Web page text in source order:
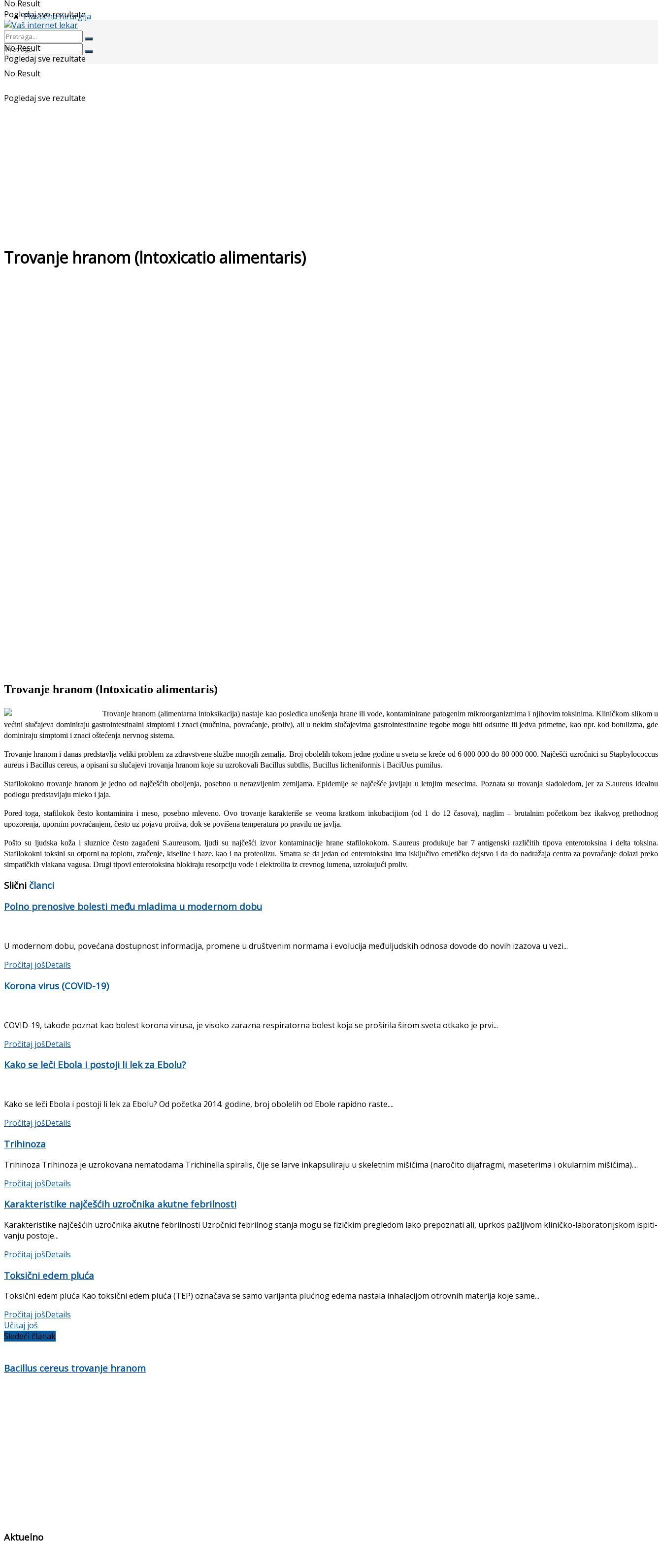
Plastična hirurgija
No Result
Pogledaj sve rezultate
No Result
Pogledaj sve rezultate
No Result
Pogledaj sve rezultate
Trovanje hranom (lntoxicatio alimentaris)
Trovanje hranom (lntoxicatio alimentaris)
Trovanje hranom (alimentarna intoksikacija) nastaje kao posledica unošenja hrane ili vode, kontaminirane patogenim mikroorganizmima i njihovim toksinima. Kliničkom slikom u
većini slučajeva dominiraju gastrointestinalni simptomi i znaci (mučnina, povraćanje, proliv), ali u nekim slučajevima gastrointestinalne tegobe mogu biti odsutne iii jedva primetne, kao npr. kod botulizma, gde
dominiraju simptomi i znaci oštećenja nervnog sistema.
Trovanje hranom i danas predstavlja veliki problem za zdravstvene službe mnogih zemalja. Broj obolelih tokom jedne godine u svetu se kreće od 6 000 000 do 80 000 000. Najčešći uzročnici su Stapbylococcus
aureus i Bacillus cereus, a opisani su slučajevi trovanja hranom koje su uzrokovali Bacillus subtllis, Bucillus licheniformis i BaciUus pumilus.
Stafilokokno trovanje hranom je jedno od najčešćih oboljenja, posebno u nerazvijenim zemljama. Epidemije se najčešće javljaju u letnjim mesecima. Poznata su trovanja sladoledom, jer za S.aureus idealnu
podlogu predstavljaju mleko i jaja.
Pored toga, stafilokok često kontaminira i meso, posebno mleveno. Ovo trovanje karakteriše se veoma kratkom inkubacijiom (od 1 do 12 časova), naglim – brutalnim početkom bez ikakvog prethodnog
upozorenja, upornim povraćanjem, često uz pojavu proiiva, dok se povišena temperatura po pravilu ne javlja.
Pošto su ljudska koža i sluznice često zagađeni S.aureusom, ljudi su najčešći izvor kontaminacije hrane stafilokokom. S.aureus produkuje bar 7 antigenski različitih tipova enterotoksina i delta toksina.
Stafilokokni toksini su otporni na toplotu, zračenje, kiseline i baze, kao i na proteolizu. Smatra se da jedan od enterotoksina ima isključivo emetičko dejstvo i da do nadražaja centra za povraćanje dolazi preko
simpatičkih vlakana vagusa. Drugi tipovi enterotoksina blokiraju resorpciju vode i elektrolita iz crevnog lumena, uzrokujući proliv.
Slični članci
Polno prenosive bolesti među mladima u modernom dobu
U modernom dobu, povećana dostupnost informacija, promene u društvenim normama i evolucija međuljudskih odnosa dovode do novih izazova u vezi...
Pročitaj jošDetails
Korona virus (COVID-19)
COVID-19, takođe poznat kao bolest korona virusa, je visoko zarazna respiratorna bolest koja se proširila širom sveta otkako je prvi...
Pročitaj jošDetails
Kako se leči Ebola i postoji li lek za Ebolu?
Kako se leči Ebola i postoji li lek za Ebolu? Od početka 2014. godine, broj obolelih od Ebole rapidno raste....
Pročitaj jošDetails
Trihinoza
Trihinoza Trihinoza je uzrokovana nematodama Trichinella spiralis, čije se larve inkapsuliraju u skeletnim mišićima (naročito dija­fragmi, maseterima i okularnim mišićima)....
Pročitaj jošDetails
Karakteristike najčešćih uzročnika akutne febrilnosti
Karakteristike najčešćih uzročnika akutne febrilnosti Uzročnici febrilnog stanja mogu se fizič­kim pregledom lako prepoznati ali, uprkos pažljivom kliničko-laboratorijskom ispiti­
vanju postoje...
Pročitaj jošDetails
Toksični edem pluća
Toksični edem pluća Kao toksični edem pluća (TEP) označava se samo varijanta plućnog edema nastala inhalacijom otrovnih materija koje same...
Pročitaj jošDetails
Učitaj još
Sledeći članak
Bacillus cereus trovanje hranom
Aktuelno